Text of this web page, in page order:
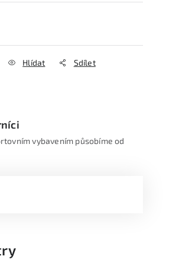
Hlídat Sdílet
vybavením působíme od